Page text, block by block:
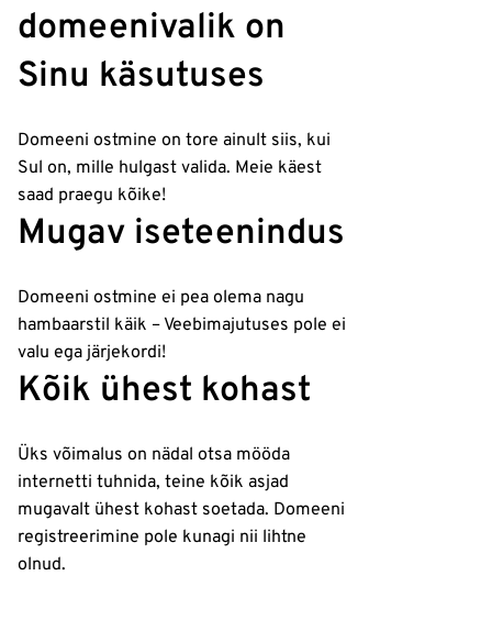
domeenivalik on
Sinu käsutuses
Domeeni ostmine on tore ainult siis, kui
Sul on, mille hulgast valida. Meie käest
saad praegu kõike!
Mugav iseteenindus
Domeeni ostmine ei pea olema nagu
hambaarstil käik – Veebimajutuses pole ei
valu ega järjekordi!
Kõik ühest kohast
Üks võimalus on nädal otsa mööda
internetti tuhnida, teine kõik asjad
mugavalt ühest kohast soetada. Domeeni
registreerimine pole kunagi nii lihtne
olnud.